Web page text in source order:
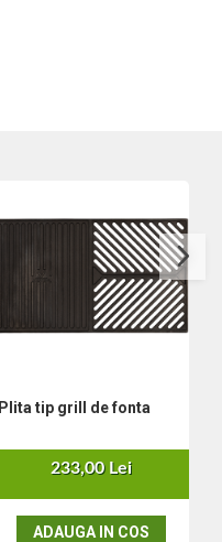
Plita tip grill de fonta
233,00 Lei
ADAUGA IN COS